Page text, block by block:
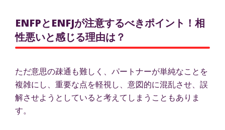
ENFPとENFJが注意するべきポイント！相
性悪いと感じる理由は？
ただ意思の疎通も難しく、パートナーが単純なことを
複雑にし、重要な点を軽視し、意図的に混乱させ、誤
解させようとしていると考えてしまうこともありま
す。